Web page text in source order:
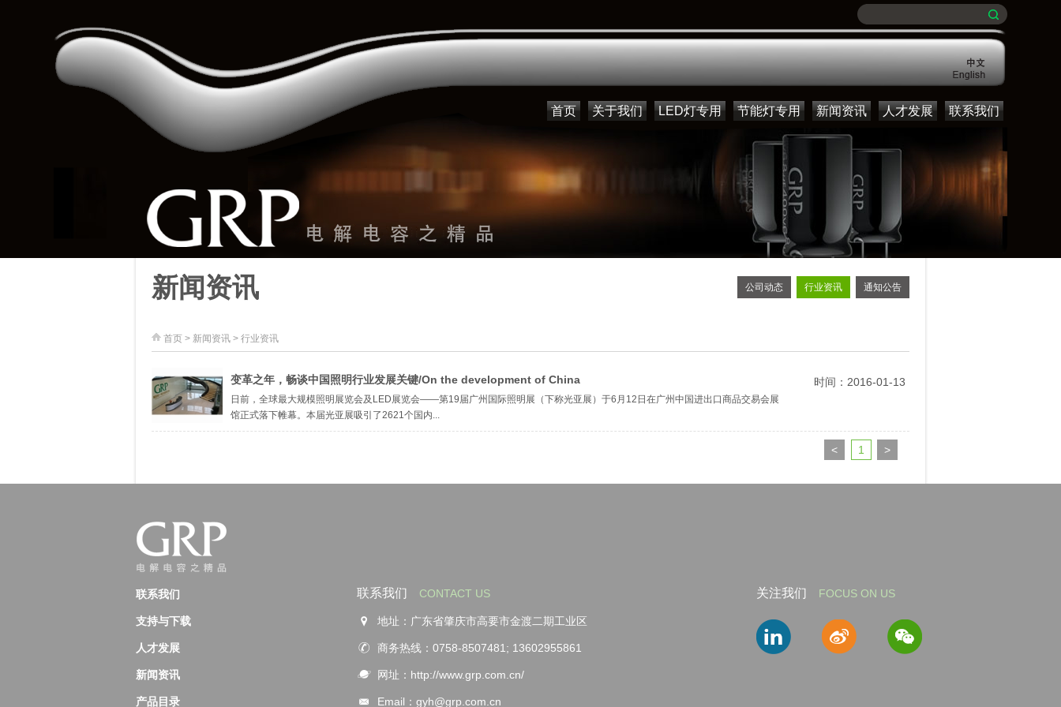
首页 关于我们 LED灯专用 节能灯专用 新闻资讯 人才发展 联系我们
新闻资讯 公司动态 行业资讯 通知公告
首页 > 新闻资讯 > 行业资讯
变革之年，畅谈中国照明行业发展关键/On the development of China
日前，全球最大规模照明展览会及LED展览会——第19届广州国际照明展（下称光亚展）于6月12日在广州中国进出口商品交易会展
馆正式落下帷幕。本届光亚展吸引了2621个国内...
时间：2016-01-13
< 1 >
联系我们
支持与下载
人才发展
新闻资讯
产品目录
联系我们 CONTACT US
地址：广东省肇庆市高要市金渡二期工业区
商务热线：0758-8507481; 13602955861
网址：http://www.grp.com.cn/
Email：gyh@grp.com.cn
关注我们 FOCUS ON US